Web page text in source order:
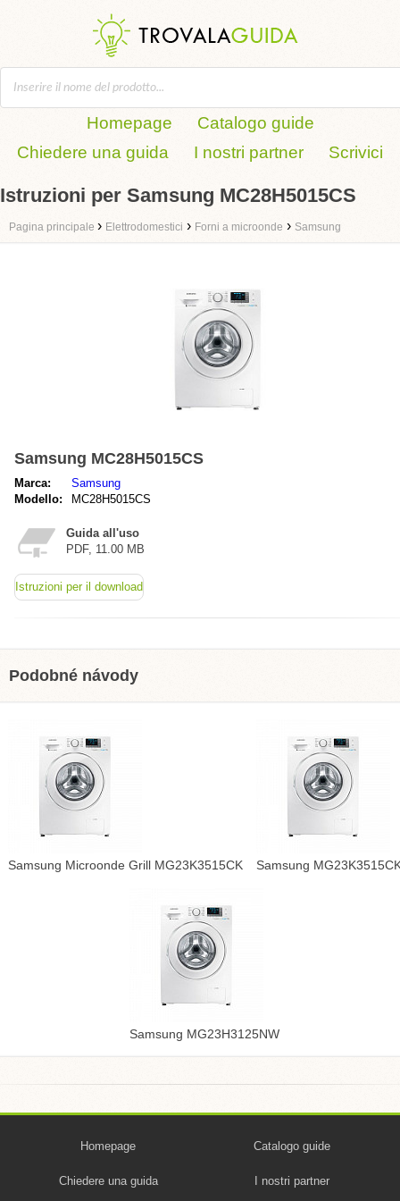
Homepage
Catalogo guide
Chiedere una guida
I nostri partner Scrivici
Istruzioni per Samsung MC28H5015CS
Pagina principale › Elettrodomestici › Forni a microonde › Samsung
Samsung MC28H5015CS
Marca:
Samsung
Modello:
MC28H5015CS
Guida all'uso
PDF, 11.00 MB
Istruzioni per il download
Podobné návody
Samsung Microonde Grill MG23K3515CK Samsung
Samsung MG23H3125NW
Homepage Catalogo guide
Chiedere una guida I nostri partner